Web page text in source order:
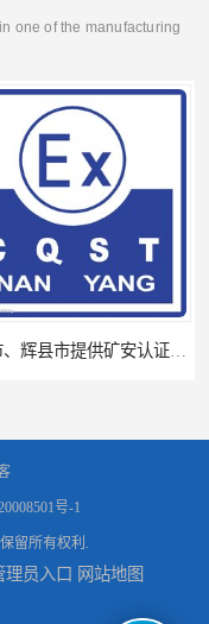
one of the manufacturing
号-1
保留所有权利.
理员入口 网站地图